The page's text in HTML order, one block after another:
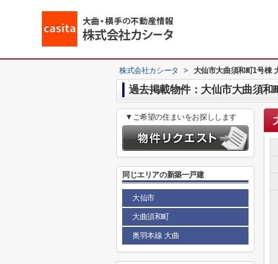
株式会社カシータ > 大仙市大曲須和町1号棟
過去掲載物件：大仙市大曲須
▼ご希望の住まいをお探しします
同じエリアの新築一戸建
大仙市
大曲須和町
奥羽本線 大曲